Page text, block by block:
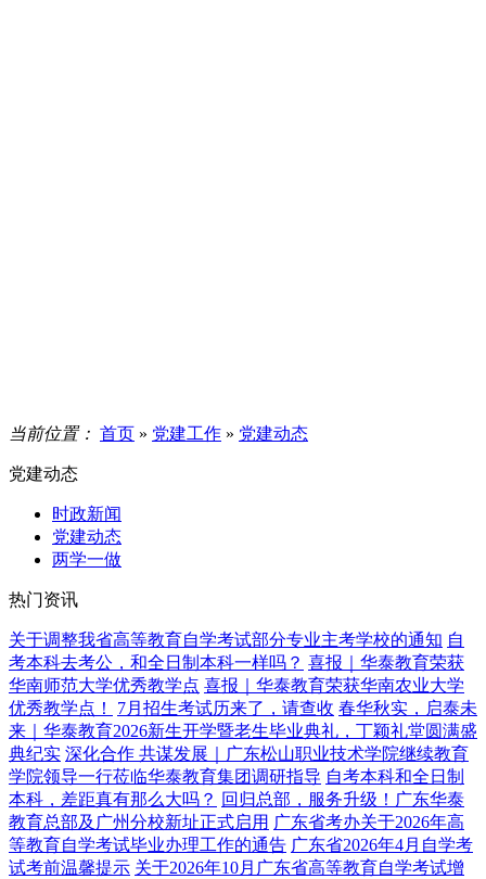
当前位置： 首页 » 党建工作 » 党建动态
党建动态
时政新闻
党建动态
两学一做
热门资讯
关于调整我省高等教育自学考试部分专业主考学校的通知 自
考本科去考公，和全日制本科一样吗？ 喜报｜华泰教育荣获
华南师范大学优秀教学点 喜报｜华泰教育荣获华南农业大学
优秀教学点！
7月招生考试历来了，请查收 春华秋实，启泰未
来｜华泰教育2026新生开学暨老生毕业典礼，丁颖礼堂圆满盛
典纪实 深化合作 共谋发展｜广东松山职业技术学院继续教育
学院领导一行莅临华泰教育集团调研指导 自考本科和全日制
本科，差距真有那么大吗？ 回归总部，服务升级！广东华泰
教育总部及广州分校新址正式启用 广东省考办关于2026年高
等教育自学考试毕业办理工作的通告 广东省2026年4月自学考
试考前温馨提示 关于2026年10月广东省高等教育自学考试增